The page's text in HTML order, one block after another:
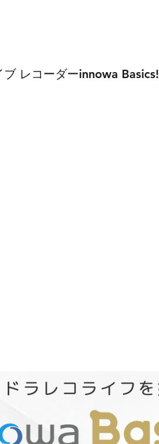
レコーダーinnowa Basics!